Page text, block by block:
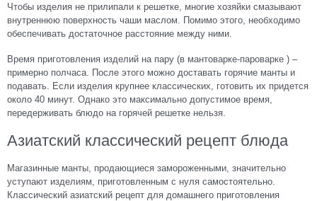
Чтобы изделия не прилипали к решетке, многие хозяйки смазывают
внутреннюю поверхность чаши маслом. Помимо этого, необходимо
обеспечивать достаточное расстояние между ними.
Время приготовления изделий на пару (в мантоварке-пароварке ) –
примерно полчаса. После этого можно доставать горячие манты и
подавать. Если изделия крупнее классических, готовить их придется
около 40 минут. Однако это максимально допустимое время,
передерживать блюдо на горячей решетке нельзя.
Азиатский классический рецепт блюда
Магазинные манты, продающиеся замороженными, значительно
уступают изделиям, приготовленным с нуля самостоятельно.
Классический азиатский рецепт для домашнего приготовления